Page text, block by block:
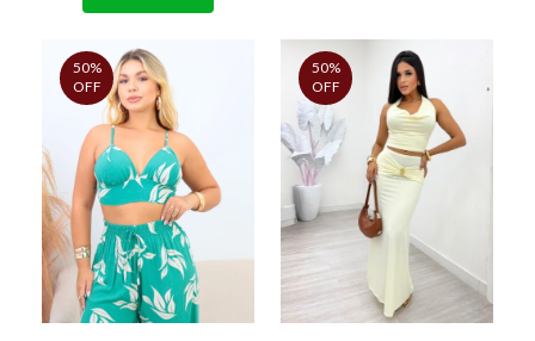
50%
OFF
50%
OFF